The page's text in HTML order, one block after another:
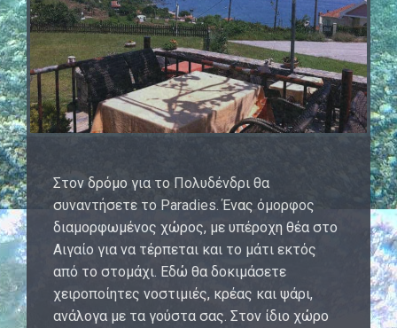
Στον δρόμο για το Πολυδένδρι θα
συναντήσετε το Paradies. Ένας όμορφος
διαμορφωμένος χώρος, με υπέροχη θέα στο
Αιγαίο για να τέρπεται και το μάτι εκτός
από το στομάχι. Εδώ θα δοκιμάσετε
χειροποίητες νοστιμιές, κρέας και ψάρι,
ανάλογα με τα γούστα σας. Στον ίδιο χώρο